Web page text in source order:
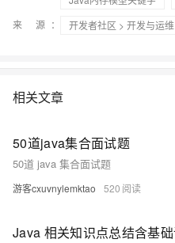
来 源：
开发者社区 > 开发与运维
相关文章
50道java集合面试题
50道 java 集合面试题
游客cxuvnylemktao 520